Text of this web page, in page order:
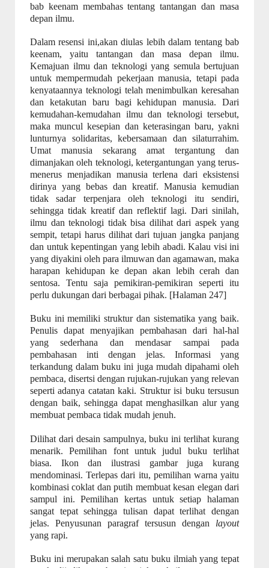
bab keenam membahas tentang tantangan dan masa
depan ilmu.
Dalam resensi ini,akan diulas lebih dalam tentang bab
keenam, yaitu tantangan dan masa depan ilmu.
Kemajuan ilmu dan teknologi yang semula bertujuan
untuk mempermudah pekerjaan manusia, tetapi pada
kenyataannya teknologi telah menimbulkan keresahan
dan ketakutan baru bagi kehidupan manusia. Dari
kemudahan-kemudahan ilmu dan teknologi tersebut,
maka muncul kesepian dan keterasingan baru, yakni
lunturnya solidaritas, kebersamaan dan silaturrahim.
Umat manusia sekarang amat tergantung dan
dimanjakan oleh teknologi, ketergantungan yang terus-
menerus menjadikan manusia terlena dari eksistensi
dirinya yang bebas dan kreatif. Manusia kemudian
tidak sadar terpenjara oleh teknologi itu sendiri,
sehingga tidak kreatif dan reflektif lagi. Dari sinilah,
ilmu dan teknologi tidak bisa dilihat dari aspek yang
sempit, tetapi harus dilihat dari tujuan jangka panjang
dan untuk kepentingan yang lebih abadi. Kalau visi ini
yang diyakini oleh para ilmuwan dan agamawan, maka
harapan kehidupan ke depan akan lebih cerah dan
sentosa. Tentu saja pemikiran-pemikiran seperti itu
perlu dukungan dari berbagai pihak. [Halaman 247]
Buku ini memiliki struktur dan sistematika yang baik.
Penulis dapat menyajikan pembahasan dari hal-hal
yang sederhana dan mendasar sampai pada
pembahasan inti dengan jelas. Informasi yang
terkandung dalam buku ini juga mudah dipahami oleh
pembaca, disertsi dengan rujukan-rujukan yang relevan
seperti adanya catatan kaki. Struktur isi buku tersusun
dengan baik, sehingga dapat menghasilkan alur yang
membuat pembaca tidak mudah jenuh.
Dilihat dari desain sampulnya, buku ini terlihat kurang
menarik. Pemilihan font untuk judul buku terlihat
biasa. Ikon dan ilustrasi gambar juga kurang
mendominasi. Terlepas dari itu, pemilihan warna yaitu
kombinasi coklat dan putih membuat kesan elegan dari
sampul ini. Pemilihan kertas untuk setiap halaman
sangat tepat sehingga tulisan dapat terlihat dengan
jelas. Penyusunan paragraf tersusun dengan layout
yang rapi.
Buku ini merupakan salah satu buku ilmiah yang tepat